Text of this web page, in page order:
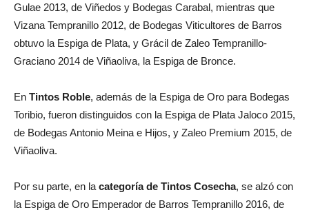
Gulae 2013, de Viñedos y Bodegas Carabal, mientras que
Vizana Tempranillo 2012, de Bodegas Viticultores de Barros
obtuvo la Espiga de Plata, y Grácil de Zaleo Tempranillo-
Graciano 2014 de Viñaoliva, la Espiga de Bronce.
En Tintos Roble, además de la Espiga de Oro para Bodegas
Toribio, fueron distinguidos con la Espiga de Plata Jaloco 2015,
de Bodegas Antonio Meina e Hijos, y Zaleo Premium 2015, de
Viñaoliva.
Por su parte, en la categoría de Tintos Cosecha, se alzó con
la Espiga de Oro Emperador de Barros Tempranillo 2016, de